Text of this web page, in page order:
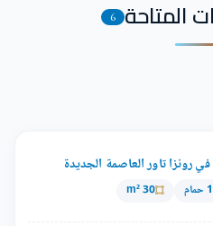
المتاحة 6
تاور العاصمة الجديدة
1 حمام 30 m²